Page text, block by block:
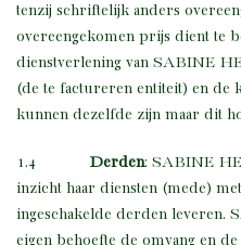
tenzij schriftelijk anders
overeengekomen prijs dient te
dienstverlening van SABINE
(de te factureren entiteit) en de
kunnen dezelfde zijn maar dit
1.4 Derden: SABINE
inzicht haar diensten (mede)
ingeschakelde derden leveren.
eigen behoefte de omvang en